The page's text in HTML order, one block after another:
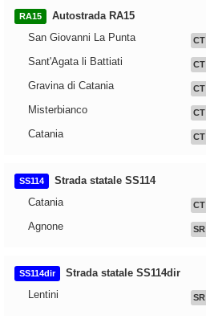
RA15
Autostrada RA15
San Giovanni La Punta
CT
Sant'Agata li Battiati CT
Gravina di Catania CT
Misterbianco CT
Catania CT
SS114
Strada statale SS114
Catania
CT
Agnone SR
SS114dir
Strada statale SS114dir
Lentini
SR